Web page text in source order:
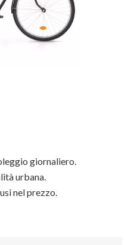
giornaliero.
urbana.
nel prezzo.